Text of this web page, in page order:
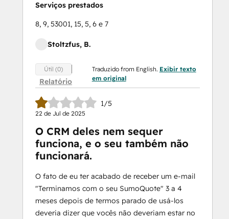
Serviços prestados
8, 9, 53001, 15, 5, 6 e 7
Stoltzfus, B.
Útil (0)
Relatório
Traduzido from English. Exibir texto
em original
1/5
22 de Jul de 2025
O CRM deles nem sequer
funciona, e o seu também não
funcionará.
O fato de eu ter acabado de receber um e-mail
"Terminamos com o seu SumoQuote" 3 a 4
meses depois de termos parado de usá-los
deveria dizer que vocês não deveriam estar no